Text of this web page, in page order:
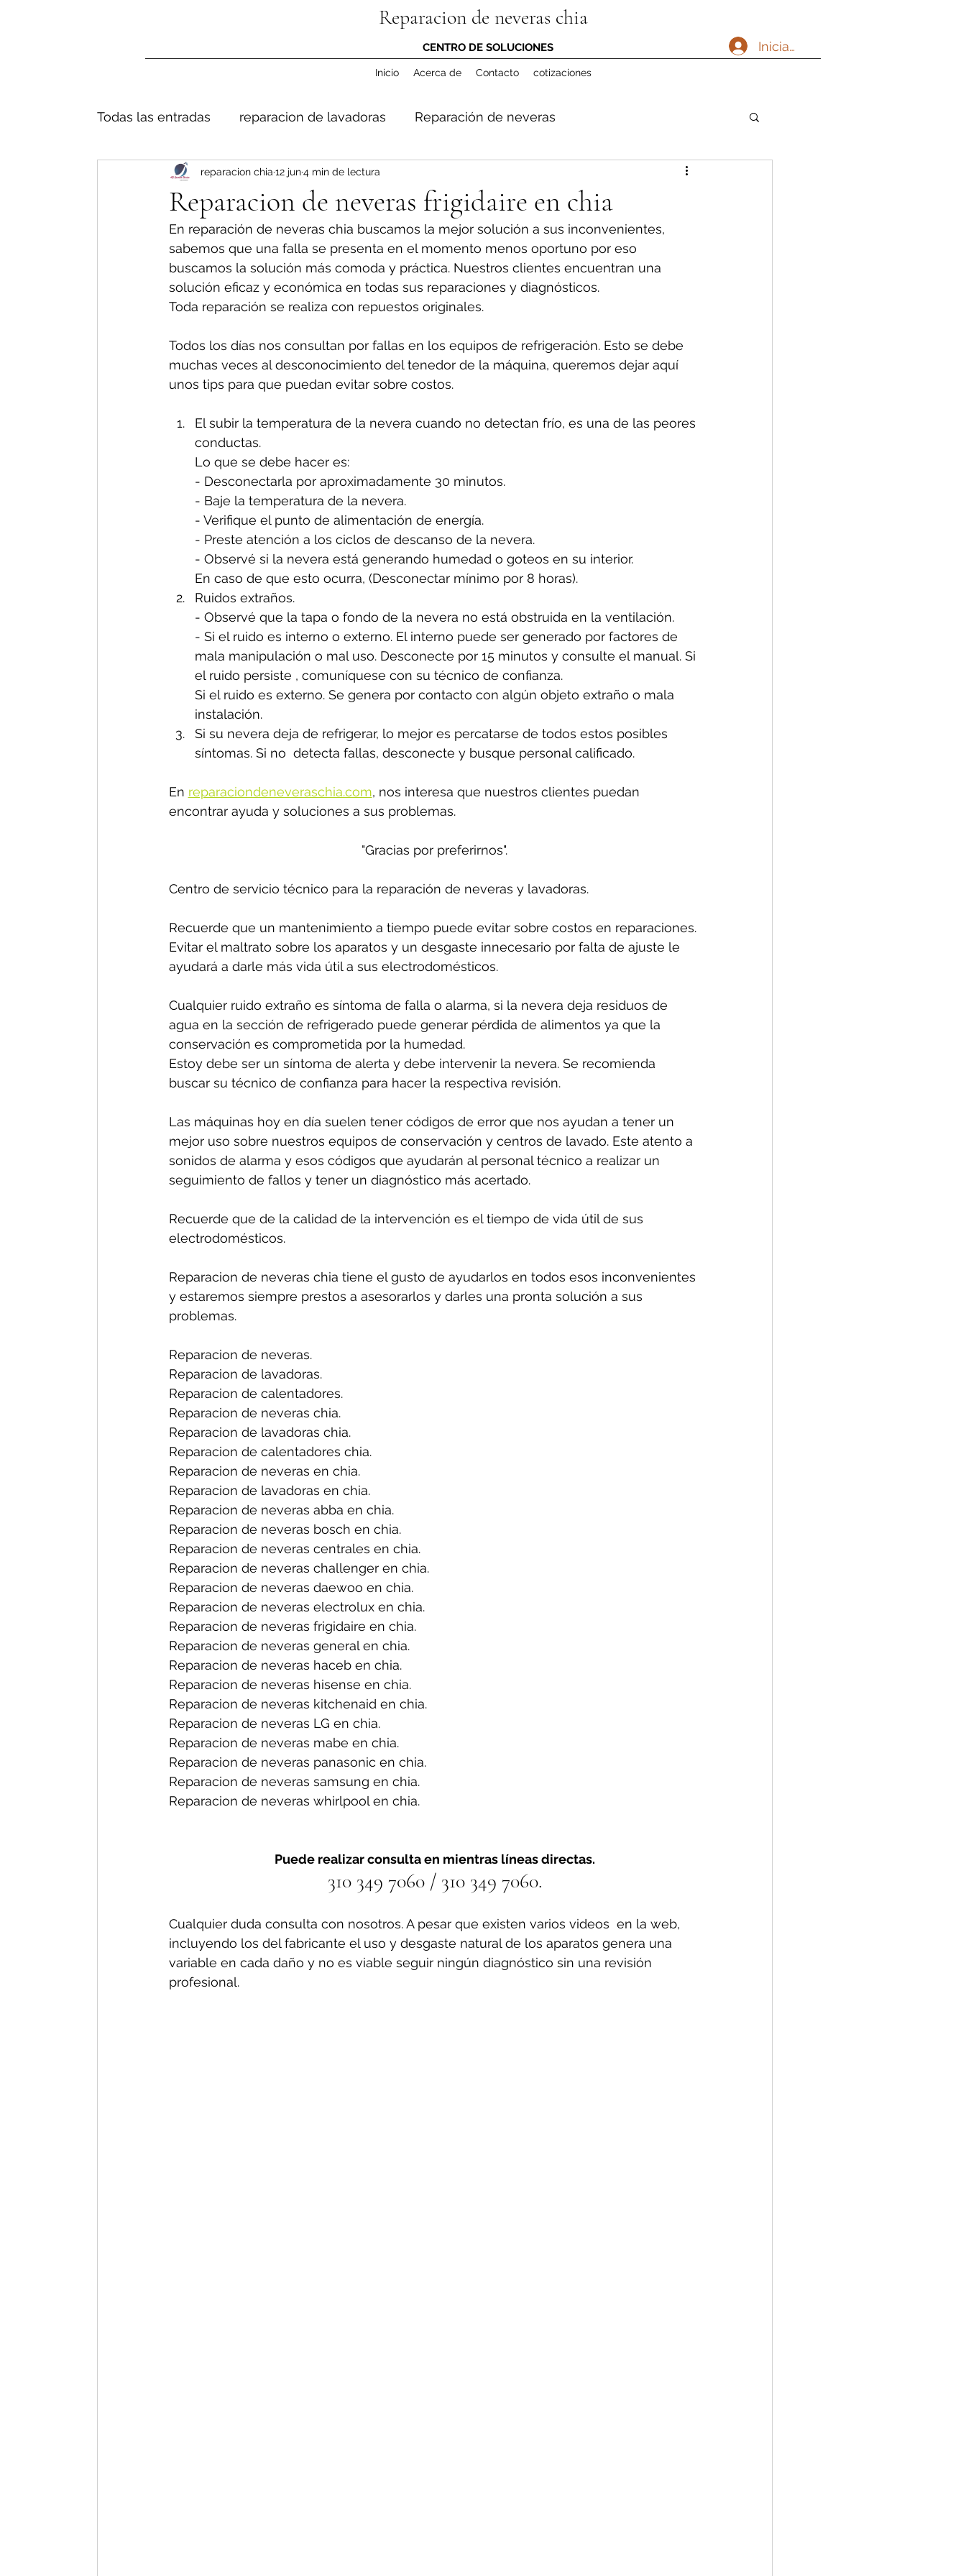
Reparacion de neveras chia
CENTRO DE SOLUCIONES Iniciar sesión
Inicio Acerca de Contacto cotizaciones
Todas las entradas reparacion de lavadoras Reparación de neveras
Reparacion de neveras frigidaire en chia
reparacion chia 12 jun 4 min de lectura
En reparación de neveras chia buscamos la mejor solución a sus inconvenientes,
sabemos que una falla se presenta en el momento menos oportuno por eso
buscamos la solución más comoda y práctica. Nuestros clientes encuentran una
solución eficaz y económica en todas sus reparaciones y diagnósticos.
Toda reparación se realiza con repuestos originales.
Todos los días nos consultan por fallas en los equipos de refrigeración. Esto se debe
muchas veces al desconocimiento del tenedor de la máquina, queremos dejar aquí
unos tips para que puedan evitar sobre costos.
El subir la temperatura de la nevera cuando no detectan frío, es una de las peores
conductas.
Lo que se debe hacer es:
- Desconectarla por aproximadamente 30 minutos.
- Baje la temperatura de la nevera.
- Verifique el punto de alimentación de energía.
- Preste atención a los ciclos de descanso de la nevera.
- Observé si la nevera está generando humedad o goteos en su interior.
En caso de que esto ocurra, (Desconectar mínimo por 8 horas).
Ruidos extraños.
- Observé que la tapa o fondo de la nevera no está obstruida en la ventilación.
- Si el ruido es interno o externo. El interno puede ser generado por factores de
mala manipulación o mal uso. Desconecte por 15 minutos y consulte el manual. Si
el ruido persiste , comuníquese con su técnico de confianza.
Si el ruido es externo. Se genera por contacto con algún objeto extraño o mala
instalación.
Si su nevera deja de refrigerar, lo mejor es percatarse de todos estos posibles
síntomas. Si no  detecta fallas, desconecte y busque personal calificado.
En reparaciondeneveraschia.com, nos interesa que nuestros clientes puedan
encontrar ayuda y soluciones a sus problemas.
"Gracias por preferirnos".
Centro de servicio técnico para la reparación de neveras y lavadoras.
Recuerde que un mantenimiento a tiempo puede evitar sobre costos en reparaciones.
Evitar el maltrato sobre los aparatos y un desgaste innecesario por falta de ajuste le
ayudará a darle más vida útil a sus electrodomésticos.
Cualquier ruido extraño es síntoma de falla o alarma, si la nevera deja residuos de
agua en la sección de refrigerado puede generar pérdida de alimentos ya que la
conservación es comprometida por la humedad.
Estoy debe ser un síntoma de alerta y debe intervenir la nevera. Se recomienda
buscar su técnico de confianza para hacer la respectiva revisión.
Las máquinas hoy en día suelen tener códigos de error que nos ayudan a tener un
mejor uso sobre nuestros equipos de conservación y centros de lavado. Este atento a
sonidos de alarma y esos códigos que ayudarán al personal técnico a realizar un
seguimiento de fallos y tener un diagnóstico más acertado.
Recuerde que de la calidad de la intervención es el tiempo de vida útil de sus
electrodomésticos.
Reparacion de neveras chia tiene el gusto de ayudarlos en todos esos inconvenientes
y estaremos siempre prestos a asesorarlos y darles una pronta solución a sus
problemas.
Reparacion de neveras.
Reparacion de lavadoras.
Reparacion de calentadores.
Reparacion de neveras chia.
Reparacion de lavadoras chia.
Reparacion de calentadores chia.
Reparacion de neveras en chia.
Reparacion de lavadoras en chia.
Reparacion de neveras abba en chia.
Reparacion de neveras bosch en chia.
Reparacion de neveras centrales en chia.
Reparacion de neveras challenger en chia.
Reparacion de neveras daewoo en chia.
Reparacion de neveras electrolux en chia.
Reparacion de neveras frigidaire en chia.
Reparacion de neveras general en chia.
Reparacion de neveras haceb en chia.
Reparacion de neveras hisense en chia.
Reparacion de neveras kitchenaid en chia.
Reparacion de neveras LG en chia.
Reparacion de neveras mabe en chia.
Reparacion de neveras panasonic en chia.
Reparacion de neveras samsung en chia.
Reparacion de neveras whirlpool en chia.
Puede realizar consulta en mientras líneas directas.
310 349 7060 / 310 349 7060.
Cualquier duda consulta con nosotros. A pesar que existen varios videos  en la web,
incluyendo los del fabricante el uso y desgaste natural de los aparatos genera una
variable en cada daño y no es viable seguir ningún diagnóstico sin una revisión
profesional.